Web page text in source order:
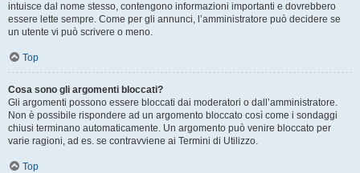
intuisce dal nome stesso, contengono informazioni importanti e dovrebbero
essere lette sempre. Come per gli annunci, l’amministratore può decidere se
un utente vi può scrivere o meno.
Top
Cosa sono gli argomenti bloccati?
Gli argomenti possono essere bloccati dai moderatori o dall’amministratore.
Non è possibile rispondere ad un argomento bloccato così come i sondaggi
chiusi terminano automaticamente. Un argomento può venire bloccato per
varie ragioni, ad es. se contravviene ai Termini di Utilizzo.
Top